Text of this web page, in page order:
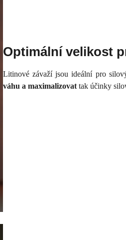
Optimální velikost
Litinové závaží jsou ideální pro
váhu a maximalizovat tak účinky